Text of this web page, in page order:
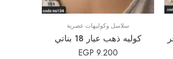
سلاسل وكوليهات عصرية
كوليه ذهب عيار 18 بناتي
9.200
EGP